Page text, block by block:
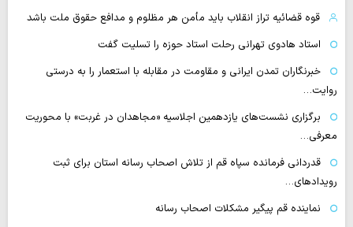
قوه قضائیه تراز انقلاب باید مأمن هر مظلوم و مدافع حقوق ملت باشد
استاد هادوی تهرانی رحلت استاد حوزه را تسلیت گفت
خبرنگاران تمدن ایرانی و مقاومت در مقابله با استعمار را به درستی
روایت…
برگزاری نشست‌های یازدهمین اجلاسیه «مجاهدان در غربت» با محوریت
معرفی…
قدردانی فرمانده سپاه قم از تلاش اصحاب رسانه استان برای ثبت
رویدادهای…
نماینده قم پیگیر مشکلات اصحاب رسانه